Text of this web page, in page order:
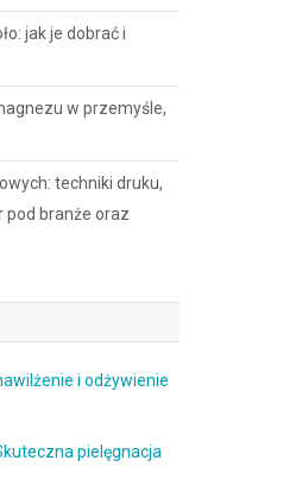
jak je dobrać i
w przemyśle,
techniki druku,
pod branże oraz
i odżywienie
pielęgnacja